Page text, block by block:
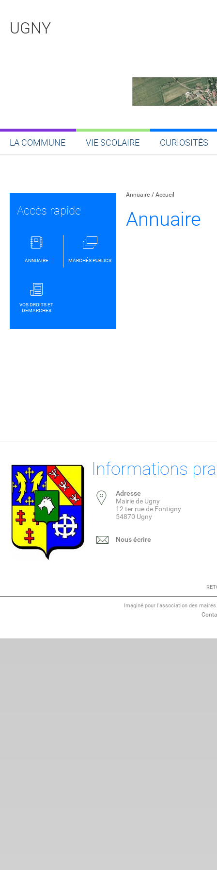
UGNY
LA COMMUNE VIE SCOLAIRE CURIOSITÉS
Annuaire Accueil
Annuaire
Accès rapide
ANNUAIRE MARCHÉS PUBLICS
VOS DROITS ET
DÉMARCHES
Informations
Adresse
Mairie de Ugny
12 ter rue de Fontigny
54870 Ugny
Nous écrire
Imaginé pour l'association des